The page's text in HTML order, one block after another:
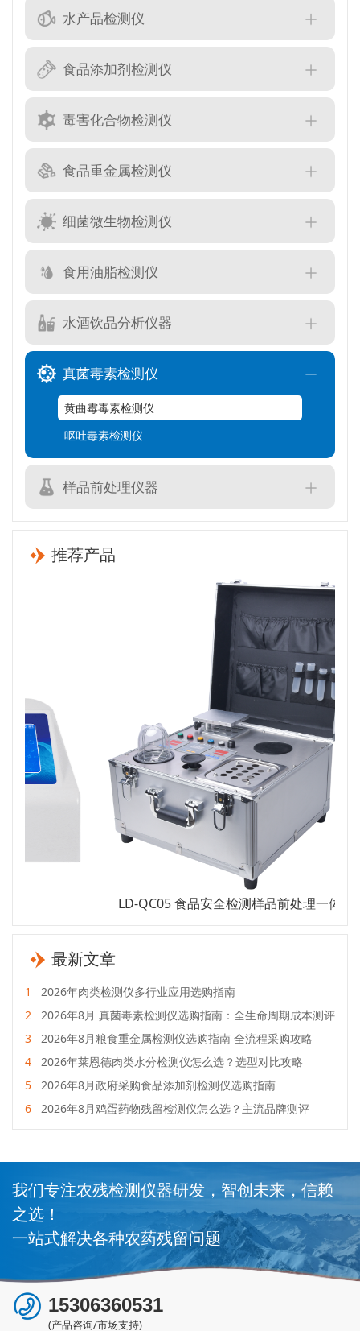
水产品检测仪
食品添加剂检测仪
毒害化合物检测仪
食品重金属检测仪
细菌微生物检测仪
食用油脂检测仪
水酒饮品分析仪器
真菌毒素检测仪
黄曲霉毒素检测仪
呕吐毒素检测仪
样品前处理仪器
推荐产品
LD-QC05 食品安全检测样品前处理一体机
最新文章
1
2026年肉类检测仪多行业应用选购指南
2
2026年8月 真菌毒素检测仪选购指南：全生命周期成本测评
3
2026年8月粮食重金属检测仪选购指南 全流程采购攻略
4
2026年莱恩德肉类水分检测仪怎么选？选型对比攻略
5
2026年8月政府采购食品添加剂检测仪选购指南
6
2026年8月鸡蛋药物残留检测仪怎么选？主流品牌测评
我们专注农残检测仪器研发，智创未来，信赖
之选！
一站式解决各种农药残留问题
15306360531
(产品咨询/市场支持)